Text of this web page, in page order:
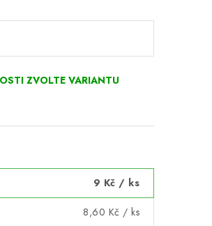
9 Kč / ks
8,60 Kč / ks